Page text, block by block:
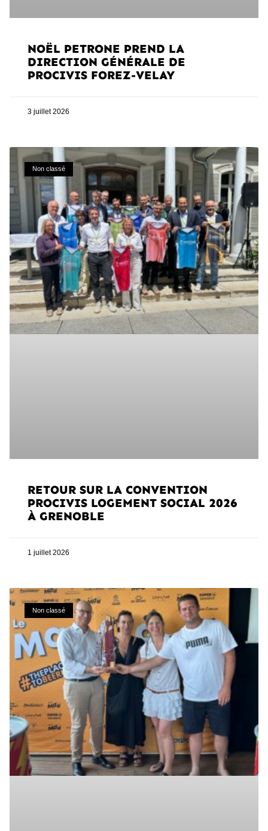
NOËL PETRONE PREND LA
DIRECTION GÉNÉRALE DE
PROCIVIS FOREZ-VELAY
3 juillet 2026
Non classé
RETOUR SUR LA CONVENTION
PROCIVIS LOGEMENT SOCIAL 2026
À GRENOBLE
1 juillet 2026
Non classé